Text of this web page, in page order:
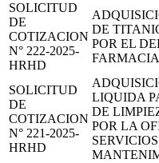
SOLICITUD
DE
COTIZACION
N° 222-2025-
HRHD
DE
POR EL
FARMACIA
SOLICITUD
DE
COTIZACION
N° 221-2025-
HRHD
LIQUIDA
DE
POR LA